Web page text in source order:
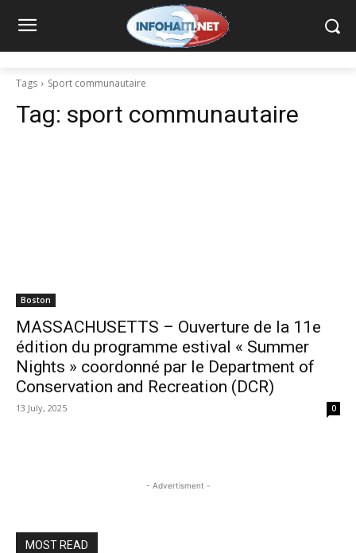
Tags Sport communautaire
Tag: sport communautaire
Boston
MASSACHUSETTS – Ouverture de la 11e
édition du programme estival « Summer
Nights » coordonné par le Department of
Conservation and Recreation (DCR)
13 July, 2025 0
- Advertisment -
MOST READ